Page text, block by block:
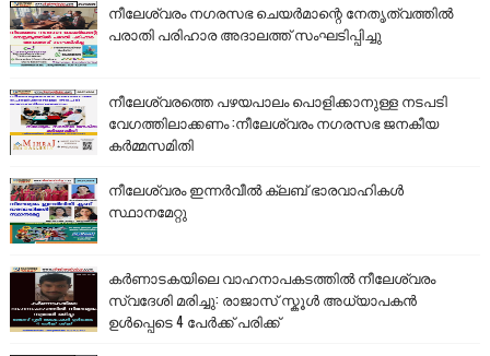
നീലേശ്വരം നഗരസഭ ചെയർമാന്റെ നേതൃത്വത്തിൽ
പരാതി പരിഹാര അദാലത്ത് സംഘടിപ്പിച്ചു
നീലേശ്വരത്തെ പഴയപാലം പൊളിക്കാനുള്ള നടപടി
വേഗത്തിലാക്കണം :നീലേശ്വരം നഗരസഭ ജനകീയ
കർമ്മസമിതി
നീലേശ്വരം ഇന്നർവീൽ ക്ലബ് ഭാരവാഹികൾ
സ്ഥാനമേറ്റു
കർണാടകയിലെ വാഹനാപകടത്തിൽ നീലേശ്വരം
സ്വദേശി മരിച്ചു: രാജാസ് സ്കൂൾ അധ്യാപകൻ
ഉൾപ്പെടെ 4 പേർക്ക് പരിക്ക്